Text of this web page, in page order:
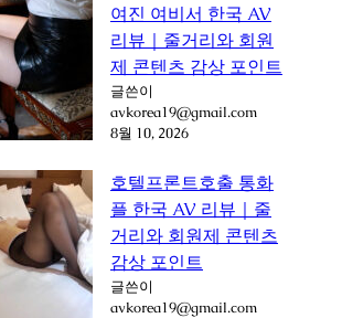
여진 여비서 한국 AV
리뷰｜줄거리와 회원
제 콘텐츠 감상 포인트
글쓴이
avkorea19@gmail.com
8월 10, 2026
호텔프론트호출 통화
플 한국 AV 리뷰｜줄
거리와 회원제 콘텐츠
감상 포인트
글쓴이
avkorea19@gmail.com